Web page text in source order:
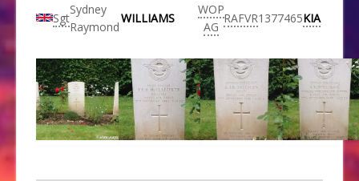
Sgt
Sydney
Raymond
WILLIAMS
WOP
AG
RAFVR1377465KIA